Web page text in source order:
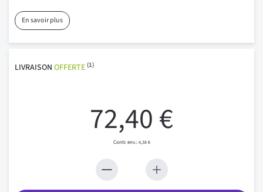
En savoir plus
LIVRAISON OFFERTE (1)
72,40 €
4,38 €